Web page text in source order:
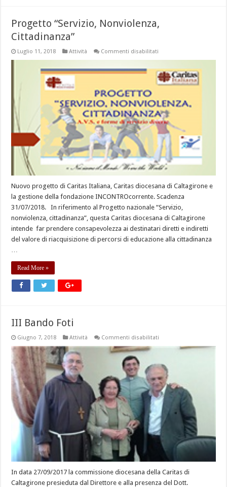
Progetto “Servizio, Nonviolenza,
Cittadinanza”
Luglio 11, 2018 Attività Commenti disabilitati
Nonviolenza,
Cittadinanza”
Nuovo progetto di Caritas Italiana, Caritas diocesana di Caltagirone e
la gestione della fondazione INCONTROcorrente. Scadenza
31/07/2018. In riferimento al Progetto nazionale “Servizio,
nonviolenza, cittadinanza”, questa Caritas diocesana di Caltagirone
intende far prendere consapevolezza ai destinatari diretti e indiretti
del valore di riacquisizione di percorsi di educazione alla cittadinanza
Read More »
III Bando Foti
Giugno 7, 2018 Attività Commenti disabilitati
In data 27/09/2017 la commissione diocesana della Caritas di
Caltagirone presieduta dal Direttore e alla presenza del Dott.